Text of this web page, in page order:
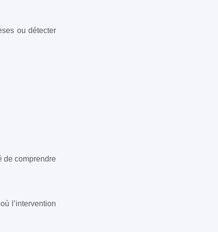
ou détecter
de comprendre
l’intervention